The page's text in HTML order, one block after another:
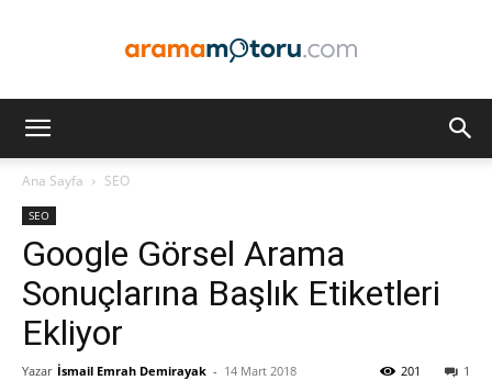
Ana Sayfa SEO
SEO
Google Görsel Arama
Sonuçlarına Başlık Etiketleri
Ekliyor
Yazar İsmail Emrah Demirayak - 14 Mart 2018 1
201